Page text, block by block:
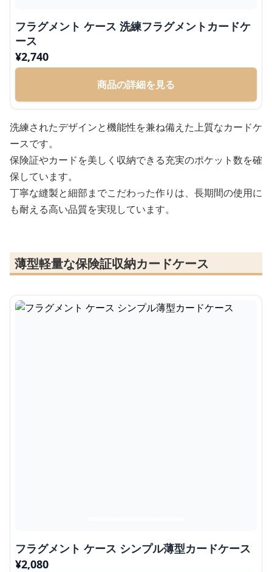
フラグメント ケース 洗練フラグメントカードケ
ース
¥2,740
商品の詳細を見る
洗練されたデザインと機能性を兼ね備えた上質なカードケ
ースです。
保険証やカードを美しく収納できる充実のポケット数を確
保しています。
丁寧な縫製と細部までこだわった作りは、長期間の使用に
も耐える高い品質を実現しています。
薄型軽量な保険証収納カードケース
フラグメント ケース シンプル薄型カードケース
¥2,080